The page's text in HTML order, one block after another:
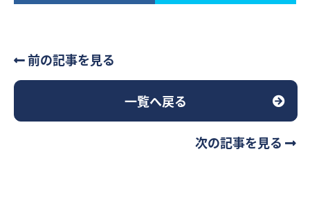
前の記事を見る
一覧へ戻る
次の記事を見る